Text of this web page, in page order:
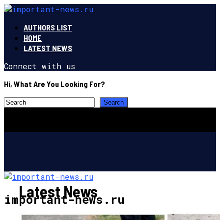
AUTHORS LIST
HOME
LATEST NEWS
Connect with us
Hi, What Are You Looking For?
important-news.ru
Latest News